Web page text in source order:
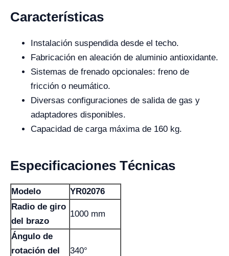
Características
Instalación suspendida desde el techo.
Fabricación en aleación de aluminio antioxidante.
Sistemas de frenado opcionales: freno de
fricción o neumático.
Diversas configuraciones de salida de gas y
adaptadores disponibles.
Capacidad de carga máxima de 160 kg.
Especificaciones Técnicas
Modelo
YR02076
Radio de giro
del brazo
1000 mm
Ángulo de
rotación del
340°